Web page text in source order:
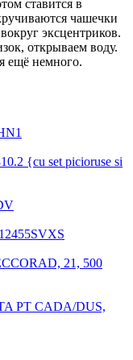
ставится в
чашечки
вокруг эксцентриков.
открываем воду.
ещё немного.
{cu set picioruse si
21, 500
PT CADA/DUS,